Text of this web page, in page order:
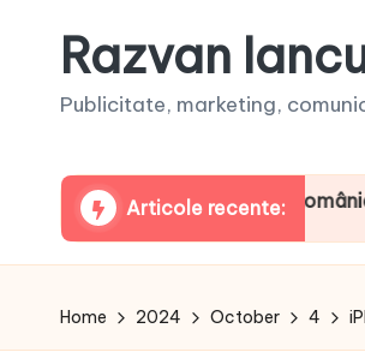
Razvan
Publicitate, marketing,
Articole recente:
ARBOpodcast. România, printre
Home 2024 October 4